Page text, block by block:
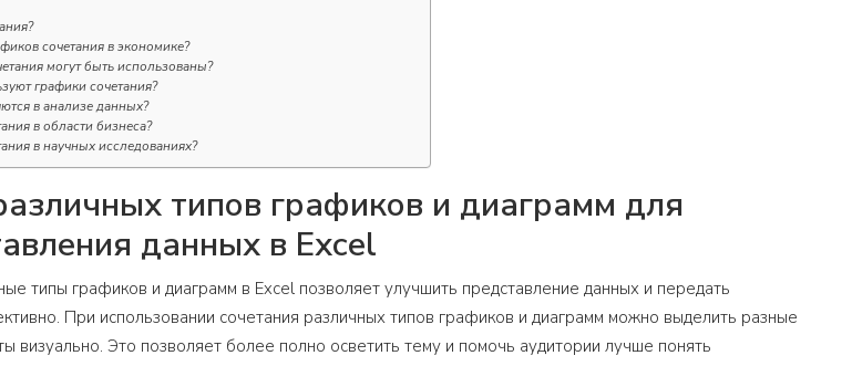
сочетания в экономике?
могут быть использованы?
графики сочетания?
в анализе данных?
в области бизнеса?
в научных исследованиях?
типов графиков и диаграмм для
данных в Excel
типы графиков и диаграмм в Excel позволяет улучшить представление данных и передать
При использовании сочетания различных типов графиков и диаграмм можно выделить разные
визуально. Это позволяет более полно осветить тему и помочь аудитории лучше понять